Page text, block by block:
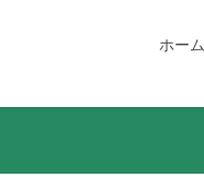
ホーム